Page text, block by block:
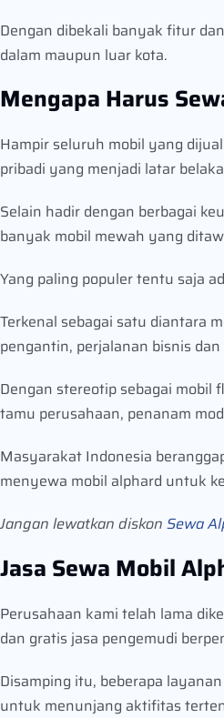
Dengan dibekali banyak fitur
dalam maupun luar kota.
Mengapa Harus
Hampir seluruh mobil yang
pribadi yang menjadi latar
Selain hadir dengan berbagai
banyak mobil mewah yang
Yang paling populer tentu saja
Terkenal sebagai satu diantara
pengantin, perjalanan bisnis
Dengan stereotip sebagai
tamu perusahaan, penanam
Masyarakat Indonesia
menyewa mobil alphard untuk
Jangan lewatkan diskon Sewa
Jasa Sewa Mobil
Perusahaan kami telah lama
dan gratis jasa pengemudi
Disamping itu, beberapa
untuk menunjang aktifitas